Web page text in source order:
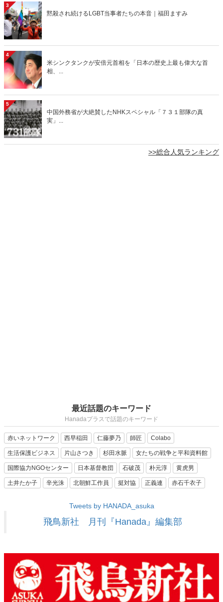
3
黙殺され続けるLGBT当事者たちの本音｜福田ますみ
4
米シンクタンクが安倍元首相を「日本の歴史上最も偉大な首
相、...
5
中国外務省が大絶賛したNHKスペシャル「７３１部隊の真
実」...
>>総合人気ランキング
最近話題のキーワード
Hanadaプラスで話題のキーワード
赤いネットワーク 西早稲田 仁藤夢乃 師匠 Colabo
生活保護ビジネス 片山さつき 杉田水脈 女たちの戦争と平和資料館
国際協力NGOセンター 日本基督教団 石破茂 朴元淳 黄虎男
土井たか子 辛光洙 北朝鮮工作員 挺対協 正義連 赤石千衣子
Tweets by HANADA_asuka
飛鳥新社 月刊『Hanada』編集部